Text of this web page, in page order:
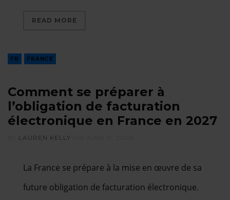
READ MORE
FR FRANCE
Comment se préparer à
l’obligation de facturation
électronique en France en 2027
LAUREN KELLY
La France se prépare à la mise en œuvre de sa
future obligation de facturation électronique.